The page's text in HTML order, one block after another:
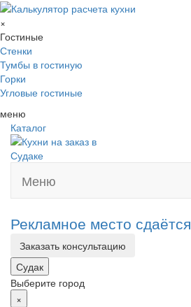
×
Гостиные
Стенки
Тумбы в гостиную
Горки
Угловые гостиные
меню
Каталог
Меню
Рекламное место сдаётся
Заказать консультацию
Судак
Выберите город
×